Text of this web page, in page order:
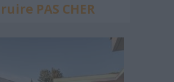
PAS CHER